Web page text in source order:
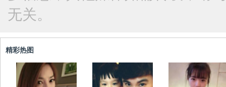
无关。
精彩热图